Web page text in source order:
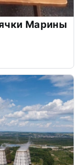
Марины